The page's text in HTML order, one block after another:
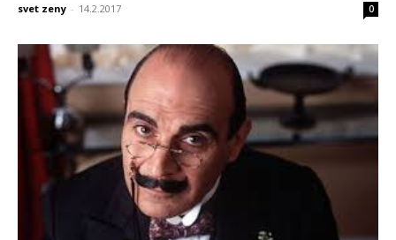
svet zeny - 14.2.2017 0